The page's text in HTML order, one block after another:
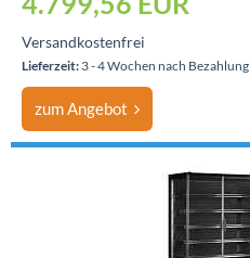
Versandkostenfrei
Lieferzeit: 3 - 4 Wochen nach Bezahlung
zum Angebot